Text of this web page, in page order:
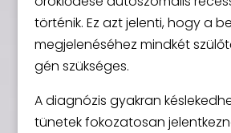
történik. Ez azt jelenti, hogy a
megjelenéséhez mindkét
gén szükséges.
A diagnózis gyakran
tünetek fokozatosan